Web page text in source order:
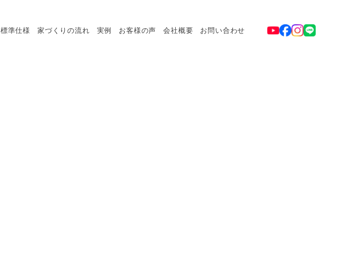
標準仕様 家づくりの流れ 実例 お客様の声 会社概要 お問い合わせ